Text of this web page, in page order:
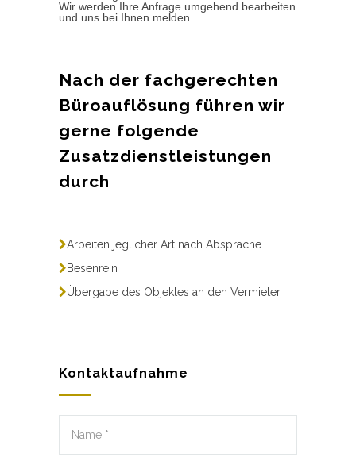
Wir werden Ihre Anfrage umgehend bearbeiten
und uns bei Ihnen melden.
Nach der fachgerechten
Büroauflösung führen wir
gerne folgende
Zusatzdienstleistungen
durch
Arbeiten jeglicher Art nach Absprache
Besenrein
Übergabe des Objektes an den Vermieter
Kontaktaufnahme